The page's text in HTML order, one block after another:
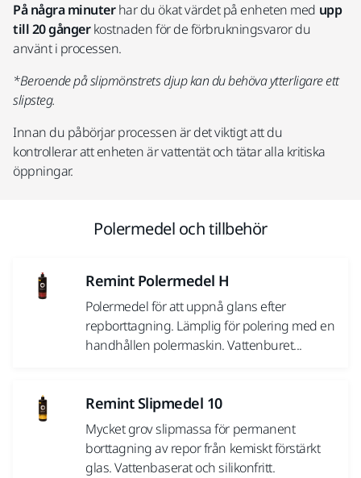
På några minuterhar du ökat värdet på enheten med upp
till 20 gångerkostnaden för de förbrukningsvaror du
använt i processen.
*Beroende på slipmönstrets djup kan du behöva ytterligare ett
slipsteg.
Innan du påbörjar processen är det viktigt att du
kontrollerar att enheten är vattentät och tätar alla kritiska
öppningar.
Polermedel och tillbehör
Remint Polermedel H
Polermedel för att uppnå glans efter
repborttagning. Lämplig för polering med en
handhållen polermaskin. Vattenburet...
Remint Slipmedel 10
Mycket grov slipmassa för permanent
borttagning av repor från kemiskt förstärkt
glas. Vattenbaserat och silikonfritt.